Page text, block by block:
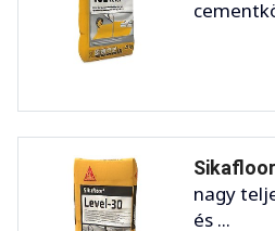
nagy
és ...